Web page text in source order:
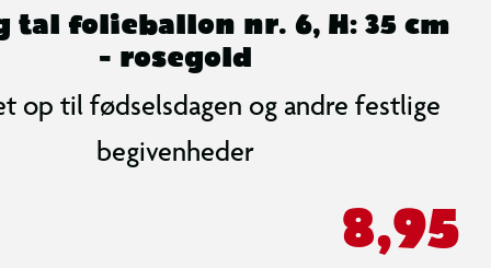
tal folieballon nr. 6, H: 35 cm
- rosegold
op til fødselsdagen og andre festlige
begivenheder
8,95